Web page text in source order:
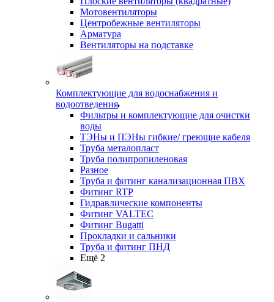
Мотовентиляторы
Центробежные вентиляторы
Арматура
Вентиляторы на подставке
Комплектующие для водоснабжения и
водоотведения
Фильтры и комплектующие для очистки
воды
ТЭНы и ПЭНы гибкие/ греющие кабеля
Труба металопласт
Труба полипропиленовая
Разное
Труба и фитинг канализационная ПВХ
Фитинг RTP
Гидравлические компоненты
Фитинг VALTEC
Фитинг Bugatti
Прокладки и сальники
Труба и фитинг ПНД
Ещё 2